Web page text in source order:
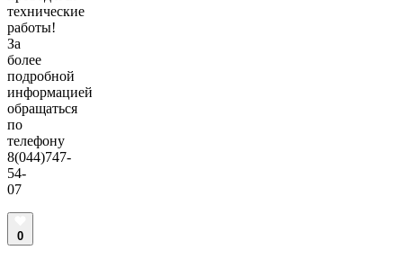
технические
работы!
За
более
подробной
информацией
обращаться
по
телефону
8(044)747-
54-
07
0